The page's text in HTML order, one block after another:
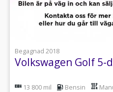
Begagnad 2018
Volkswagen Golf 5-
13 800 mil Bensin